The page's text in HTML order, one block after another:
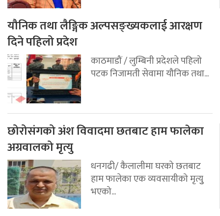
यौनिक तथा लैङ्गिक अल्पसङ्ख्यकलाई आरक्षण
दिने पहिलो प्रदेश
काठमाडौं / लुम्बिनी प्रदेशले पहिलो
पटक निजामती सेवामा यौनिक तथा...
छोरोसंगको अंश विवादमा छतबाट हाम फालेका
अग्रवालको मृत्यु
धनगढी/ कैलालीमा घरको छतबाट
हाम फालेका एक व्यवसायीको मृत्युु
भएको...